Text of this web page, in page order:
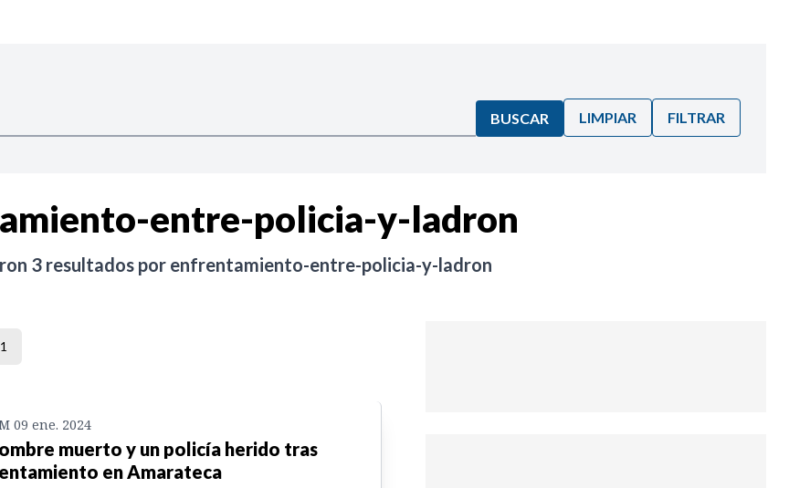
BUSCAR LIMPIAR FILTRAR
entre-policia-y-ladron
3 resultados por enfrentamiento-entre-policia-y-ladron
1
09 ene. 2024
muerto y un policía herido tras
en Amarateca